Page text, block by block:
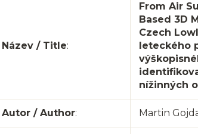
Název / Title:
From Air
Based 3D
Czech
leteckého
nížinných
Autor / Author: Martin